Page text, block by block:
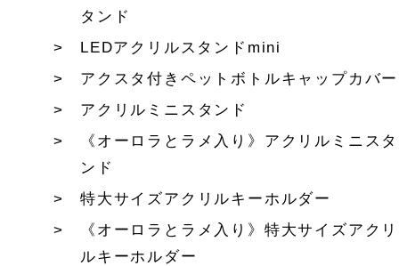
タンド
LEDアクリルスタンドmini
アクスタ付きペットボトルキャップカバー
アクリルミニスタンド
《オーロラとラメ入り》アクリルミニスタ
ンド
特大サイズアクリルキーホルダー
《オーロラとラメ入り》特大サイズアクリ
ルキーホルダー